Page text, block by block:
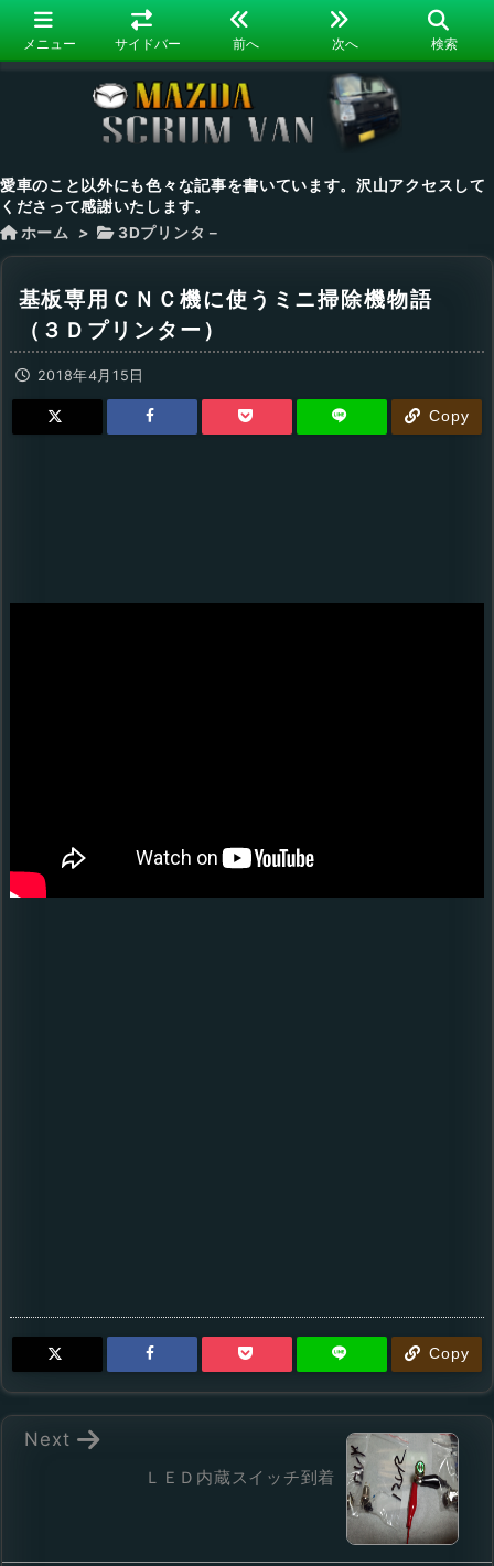
メニュー サイドバー 前へ 次へ 検索
愛車のこと以外にも色々な記事を書いています。沢山アクセスして
くださって感謝いたします。
ホーム > 3Dプリンタ－
基板専用ＣＮＣ機に使うミニ掃除機物語
（３Ｄプリンター）
2018年4月15日
Copy
Copy
ＬＥＤ内蔵スイッチ到着
Next